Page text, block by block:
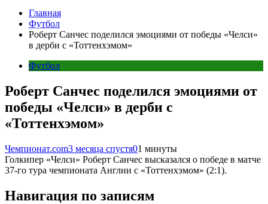
Главная
Футбол
Роберт Санчес поделился эмоциями от победы «Челси»
в дерби с «Тоттенхэмом»
Футбол
Роберт Санчес поделился эмоциями от
победы «Челси» в дерби с
«Тоттенхэмом»
Чемпионат.com3 месяца спустя01 минуты
Голкипер «Челси» Роберт Санчес высказался о победе в матче
37-го тура чемпионата Англии с «Тоттенхэмом» (2:1).
Навигация по записям